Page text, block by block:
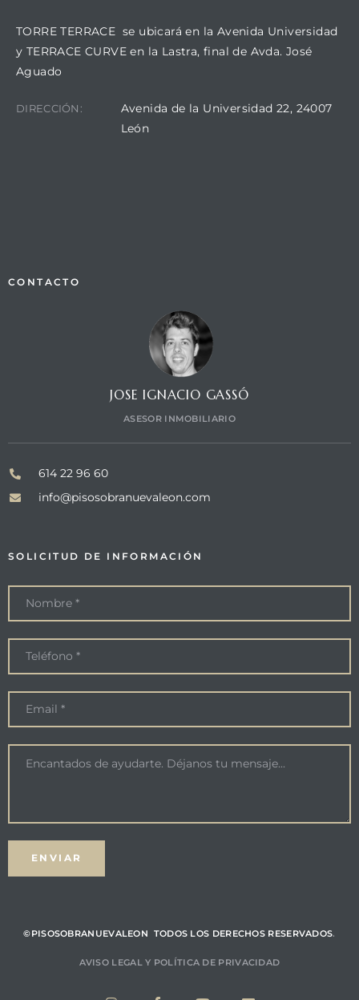
TORRE TERRACE se ubicará en la Avenida Universidad
y TERRACE CURVE en la Lastra, final de Avda. José
Aguado
DIRECCIÓN:
Avenida de la Universidad 22, 24007
León
CONTACTO
JOSE IGNACIO GASSÓ
ASESOR INMOBILIARIO
614 22 96 60
info@pisosobranuevaleon.com
SOLICITUD DE INFORMACIÓN
©PISOSOBRANUEVALEON TODOS LOS DERECHOS RESERVADOS.
AVISO LEGAL Y POLÍTICA DE PRIVACIDAD